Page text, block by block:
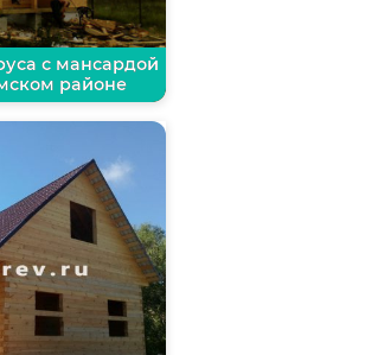
с мансардой
районе